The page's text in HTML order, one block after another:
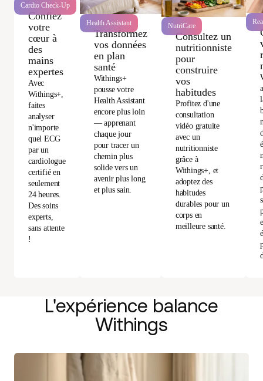
Cardio Check-Up
Confiez
votre
cœur à
des
mains
expertes
Avec
Withings+,
faites
analyser
n'importe
quel ECG
par un
cardiologue
certifié en
seulement
24 heures.
Des soins
experts,
sans attente
!
Health Assistant
Transformez
vos données
en plan
santé
Withings+
pousse votre
Health Assistant
encore plus loin
— apprenant
chaque jour
pour tracer un
chemin plus
solide vers un
avenir plus long
et plus sain.
NutriCare
Consultez un
nutritionniste
pour
construire
vos
habitudes
Profitez d'une
consultation
vidéo gratuite
avec un
nutritionniste
grâce à
Withings+, et
adoptez des
habitudes
durables pour un
corps en
meilleure santé.
L'expérience balance
Withings